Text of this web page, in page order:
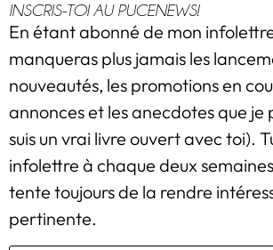
INSCRIS-TOI AU PUCENEWS!
En étant abonné de mon
manqueras plus jamais les
nouveautés, les promotions en
annonces et les anecdotes que
suis un vrai livre ouvert avec toi).
infolettre à chaque deux
tente toujours de la rendre
pertinente.